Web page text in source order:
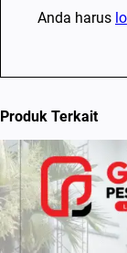
Anda harus
Produk Terkait